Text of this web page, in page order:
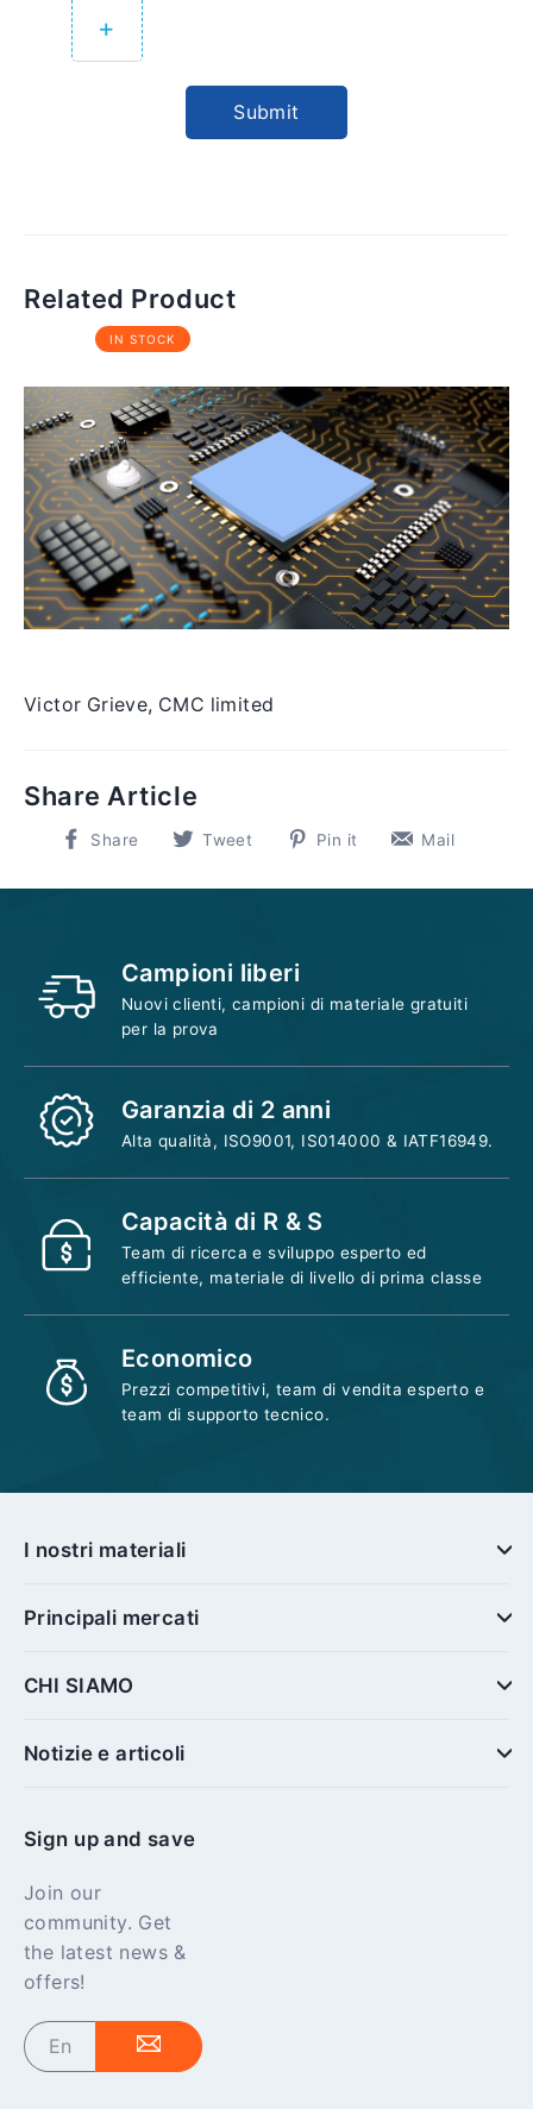
+
Submit
Related Product
IN STOCK
Victor Grieve, CMC limited
Share Article
Share
Share
Facebook
Tweet
Tweet
Twitter
Pin it
Pin
Pinterest
Mail
us
Campioni liberi
Nuovi clienti, campioni di materiale gratuiti
per la prova
Garanzia di 2 anni
Alta qualità, ISO9001, IS014000 & IATF16949.
Capacità di R & S
Team di ricerca e sviluppo esperto ed
efficiente, materiale di livello di prima classe
Economico
Prezzi competitivi, team di vendita esperto e
team di supporto tecnico.
I nostri materiali
Principali mercati
CHI SIAMO
Notizie e articoli
Sign up and save
Join our
community. Get
the latest news &
offers!
Enter
your